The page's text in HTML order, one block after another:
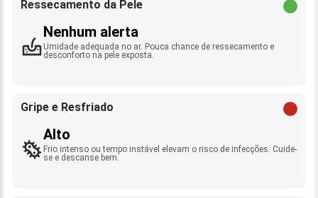
Ressecamento da Pele
Nenhum alerta
Umidade adequada no ar. Pouca chance de ressecamento e
desconforto na pele exposta.
Gripe e Resfriado
Alto
Frio intenso ou tempo instável elevam o risco de infecções. Cuide-
se e descanse bem.